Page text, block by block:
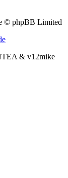
© phpBB Limited
& v12mike